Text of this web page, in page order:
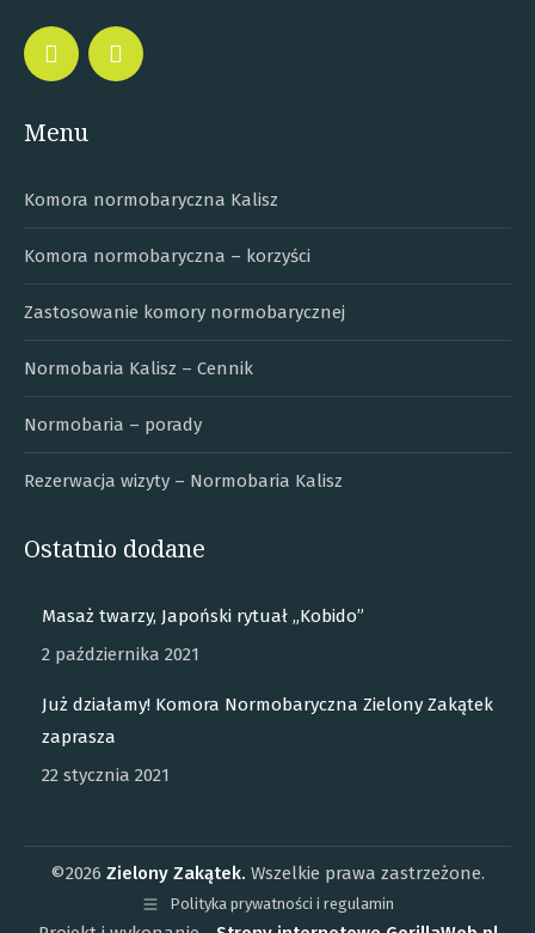
FacebookInstagram
Menu
Komora normobaryczna Kalisz
Komora normobaryczna – korzyści
Zastosowanie komory normobarycznej
Normobaria Kalisz – Cennik
Normobaria – porady
Rezerwacja wizyty – Normobaria Kalisz
Ostatnio dodane
Masaż twarzy, Japoński rytuał „Kobido”
2 października 2021
Już działamy! Komora Normobaryczna Zielony Zakątek
zaprasza
22 stycznia 2021
©2026 Zielony Zakątek. Wszelkie prawa zastrzeżone.
Polityka prywatności i regulamin